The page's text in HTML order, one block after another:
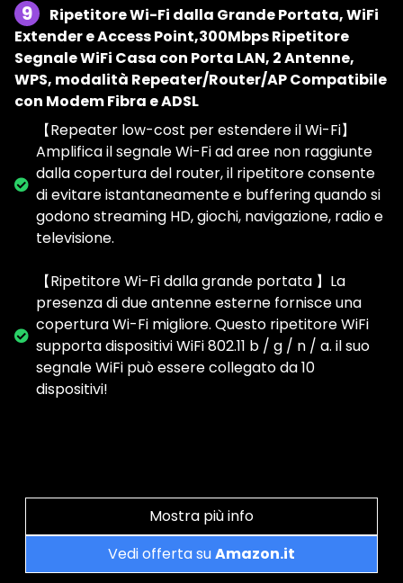
9
Ripetitore Wi-Fi dalla Grande Portata, WiFi
Extender e Access Point,300Mbps Ripetitore
Segnale WiFi Casa con Porta LAN, 2 Antenne,
WPS, modalità Repeater/Router/AP Compatibile
con Modem Fibra e ADSL
【Repeater low-cost per estendere il Wi-Fi】
Amplifica il segnale Wi-Fi ad aree non raggiunte
dalla copertura del router, il ripetitore consente
di evitare istantaneamente e buffering quando si
godono streaming HD, giochi, navigazione, radio e
televisione.
【Ripetitore Wi-Fi dalla grande portata 】La
presenza di due antenne esterne fornisce una
copertura Wi-Fi migliore. Questo ripetitore WiFi
supporta dispositivi WiFi 802.11 b / g / n / a. il suo
segnale WiFi può essere collegato da 10
dispositivi!
Mostra più info
Vedi offerta suAmazon.it